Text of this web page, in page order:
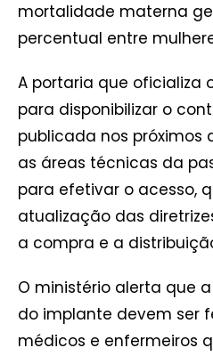
mortalidade materna
percentual entre
A portaria que oficializa
para disponibilizar o
publicada nos próximos
as áreas técnicas da
para efetivar o acesso,
atualização das
a compra e a
O ministério alerta que
do implante devem ser
médicos e enfermeiros